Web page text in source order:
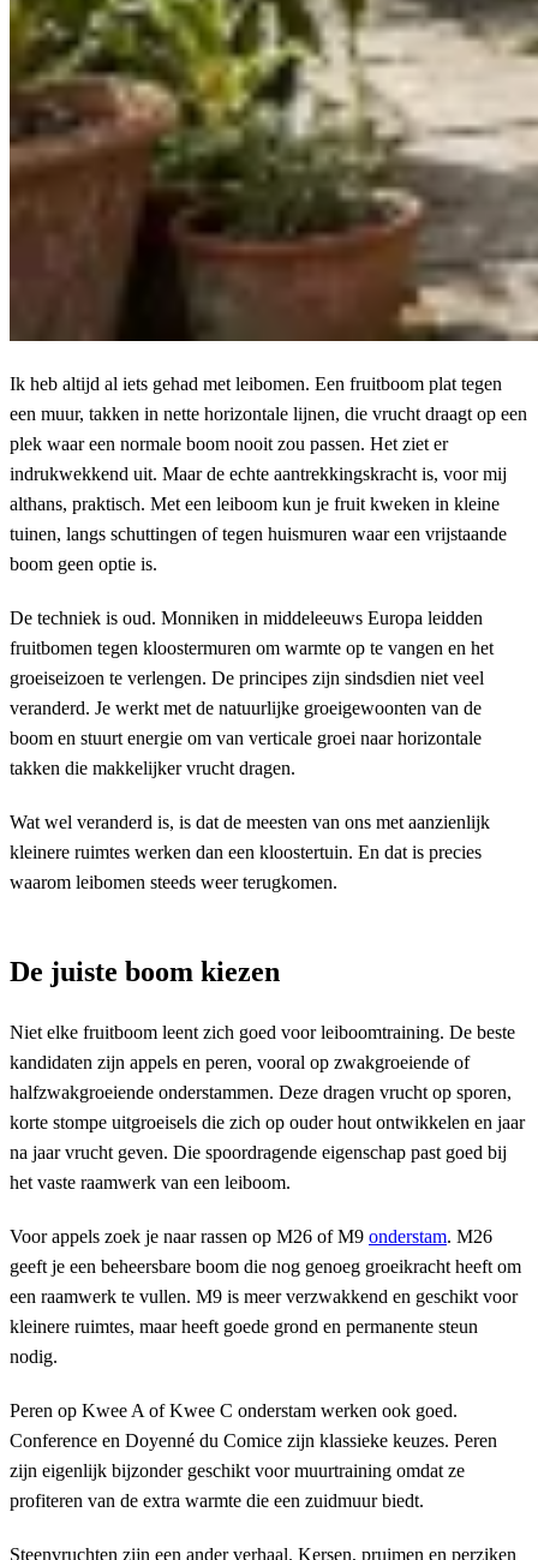
Ik heb altijd al iets gehad met leibomen. Een fruitboom plat tegen
een muur, takken in nette horizontale lijnen, die vrucht draagt op een
plek waar een normale boom nooit zou passen. Het ziet er
indrukwekkend uit. Maar de echte aantrekkingskracht is, voor mij
althans, praktisch. Met een leiboom kun je fruit kweken in kleine
tuinen, langs schuttingen of tegen huismuren waar een vrijstaande
boom geen optie is.
De techniek is oud. Monniken in middeleeuws Europa leidden
fruitbomen tegen kloostermuren om warmte op te vangen en het
groeiseizoen te verlengen. De principes zijn sindsdien niet veel
veranderd. Je werkt met de natuurlijke groeigewoonten van de
boom en stuurt energie om van verticale groei naar horizontale
takken die makkelijker vrucht dragen.
Wat wel veranderd is, is dat de meesten van ons met aanzienlijk
kleinere ruimtes werken dan een kloostertuin. En dat is precies
waarom leibomen steeds weer terugkomen.
De juiste boom kiezen
Niet elke fruitboom leent zich goed voor leiboomtraining. De beste
kandidaten zijn appels en peren, vooral op zwakgroeiende of
halfzwakgroeiende onderstammen. Deze dragen vrucht op sporen,
korte stompe uitgroeisels die zich op ouder hout ontwikkelen en jaar
na jaar vrucht geven. Die spoordragende eigenschap past goed bij
het vaste raamwerk van een leiboom.
Voor appels zoek je naar rassen op M26 of M9 onderstam. M26
geeft je een beheersbare boom die nog genoeg groeikracht heeft om
een raamwerk te vullen. M9 is meer verzwakkend en geschikt voor
kleinere ruimtes, maar heeft goede grond en permanente steun
nodig.
Peren op Kwee A of Kwee C onderstam werken ook goed.
Conference en Doyenné du Comice zijn klassieke keuzes. Peren
zijn eigenlijk bijzonder geschikt voor muurtraining omdat ze
profiteren van de extra warmte die een zuidmuur biedt.
Steenvruchten zijn een ander verhaal. Kersen, pruimen en perziken